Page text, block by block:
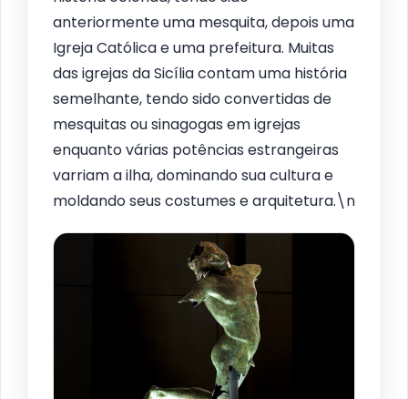
anteriormente uma mesquita, depois uma
Igreja Católica e uma prefeitura. Muitas
das igrejas da Sicília contam uma história
semelhante, tendo sido convertidas de
mesquitas ou sinagogas em igrejas
enquanto várias potências estrangeiras
varriam a ilha, dominando sua cultura e
moldando seus costumes e arquitetura.\n